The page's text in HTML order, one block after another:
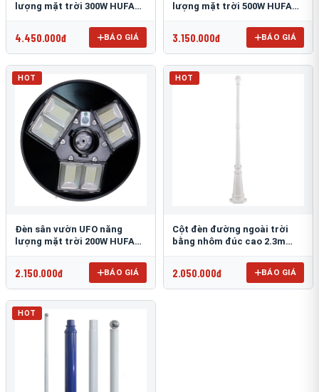
lượng mặt trời 300W HUFA
4.450.000đ BÁO GIÁ
lượng mặt trời 500W HUFA
3.150.000đ BÁO GIÁ
HOT
Đèn sân vườn UFO năng
lượng mặt trời 200W HUFA
2.150.000đ BÁO GIÁ
HOT
Cột đèn đường ngoài trời
bằng nhôm đúc cao 2.3m
2.050.000đ BÁO GIÁ
HOT